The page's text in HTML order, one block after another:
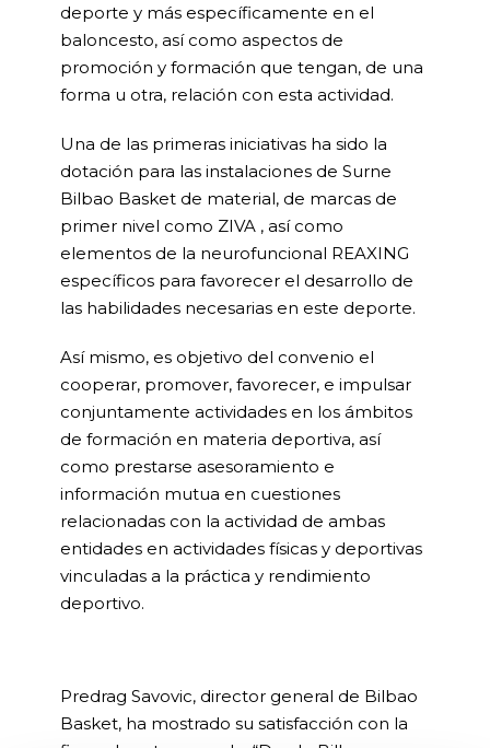
deporte y más específicamente en el
baloncesto, así como aspectos de
promoción y formación que tengan, de una
forma u otra, relación con esta actividad.
Una de las primeras iniciativas ha sido la
dotación para las instalaciones de Surne
Bilbao Basket de material, de marcas de
primer nivel como ZIVA , así como
elementos de la neurofuncional REAXING
específicos para favorecer el desarrollo de
las habilidades necesarias en este deporte.
Así mismo, es objetivo del convenio el
cooperar, promover, favorecer, e impulsar
conjuntamente actividades en los ámbitos
de formación en materia deportiva, así
como prestarse asesoramiento e
información mutua en cuestiones
relacionadas con la actividad de ambas
entidades en actividades físicas y deportivas
vinculadas a la práctica y rendimiento
deportivo.
Predrag Savovic, director general de Bilbao
Basket, ha mostrado su satisfacción con la